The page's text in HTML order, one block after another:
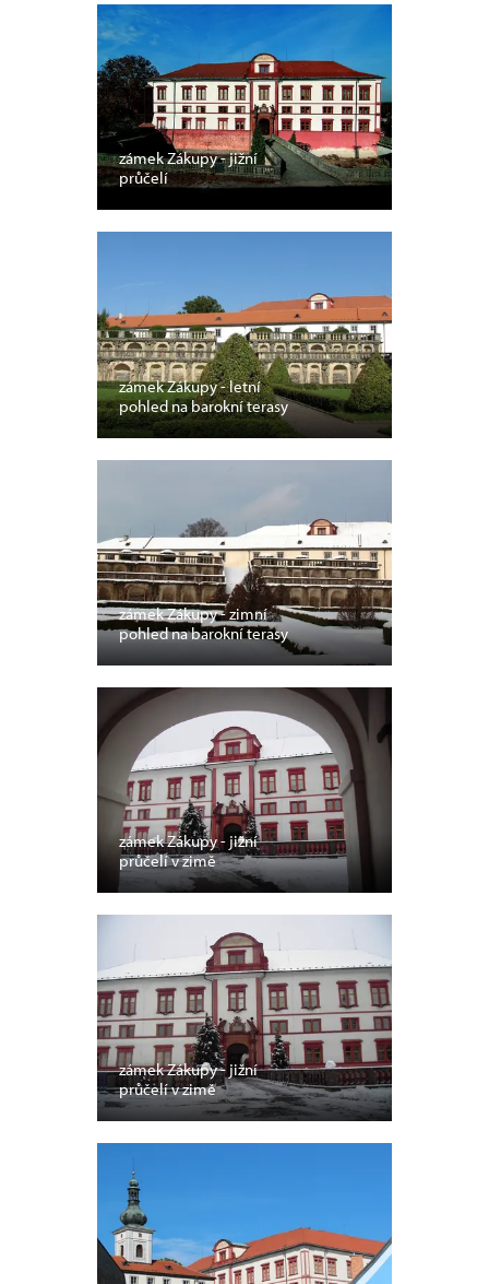
zámek Zákupy - jižní
průčelí
zámek Zákupy - letní
pohled na barokní terasy
zámek Zákupy - zimní
pohled na barokní terasy
zámek Zákupy - jižní
průčelí v zimě
zámek Zákupy - jižní
průčelí v zimě